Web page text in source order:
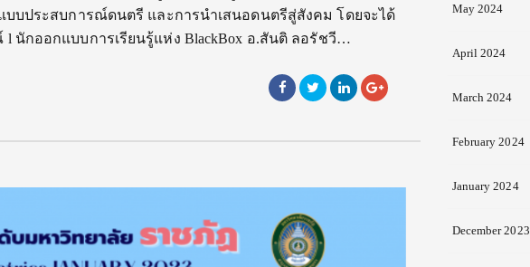
บบประสบการณ์ดนตรี และการนำเสนอดนตรีสู่สังคม โดยจะได้
นักออกแบบการเรียนรู้แห่ง BlackBox อ.สันติ ลอรัชวี…
May 2024
April 2024
March 2024
February 2024
January 2024
December 2023